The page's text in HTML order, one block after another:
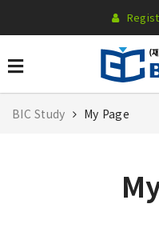
BIC Study My Page